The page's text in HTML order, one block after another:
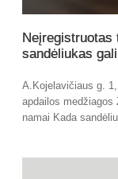
sandėliukas
A.Kojelavičiaus g.
apdailos medžiagos
namai Kada